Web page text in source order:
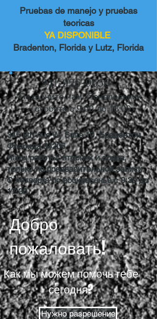
Pruebas de manejo y pruebas
teoricas
YA DISPONIBLE
Bradenton, Florida y Lutz, Florida
941-926-9650
Позвоните нам! Понедельник
– суббота с 9:00 до 18:00.
345 6th Ave W, Suite 10, Брадентон,
Флорида 34205
Часы работы: вторник и среда,
только по предварительной записи.
С четверга по воскресенье с 9:30 до
17:30.
Добро
пожаловать!
Как мы можем помочь тебе
сегодня?
Нужно разрешение